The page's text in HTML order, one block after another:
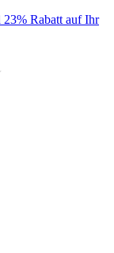
23% Rabatt auf Ihr